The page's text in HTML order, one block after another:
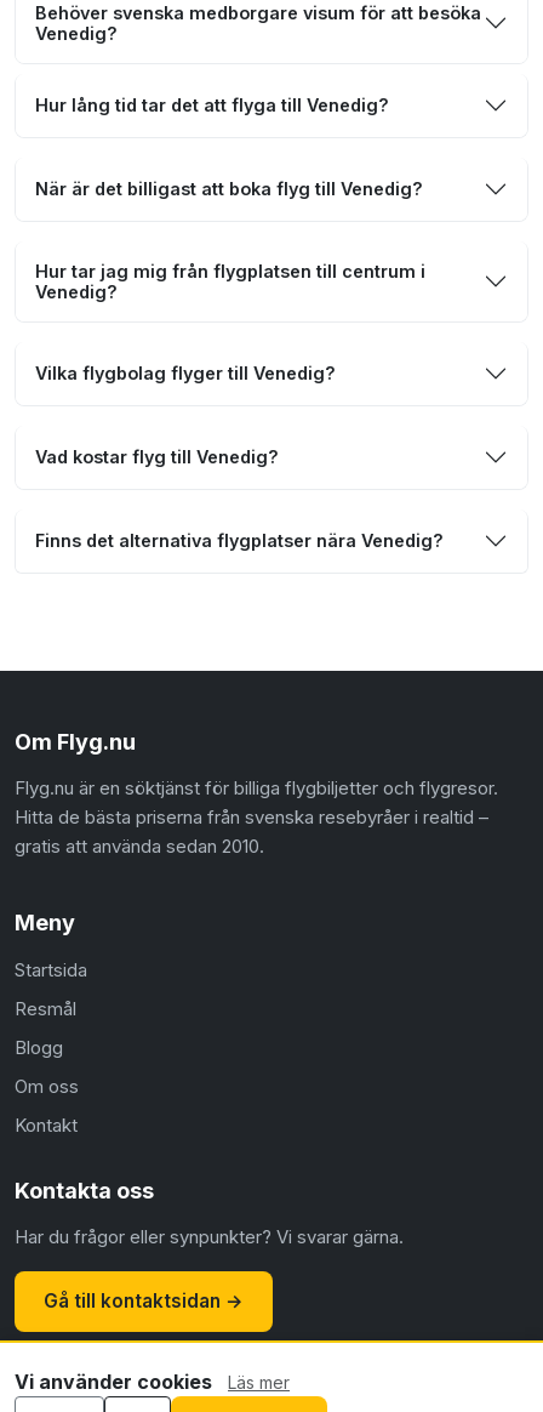
Behöver svenska medborgare visum för att besöka
Venedig?
Hur lång tid tar det att flyga till Venedig?
När är det billigast att boka flyg till Venedig?
Hur tar jag mig från flygplatsen till centrum i
Venedig?
Vilka flygbolag flyger till Venedig?
Vad kostar flyg till Venedig?
Finns det alternativa flygplatser nära Venedig?
Om Flyg.nu
Flyg.nu är en söktjänst för billiga flygbiljetter och flygresor.
Hitta de bästa priserna från svenska resebyråer i realtid –
gratis att använda sedan 2010.
Meny
Startsida
Resmål
Blogg
Om oss
Kontakt
Kontakta oss
Har du frågor eller synpunkter? Vi svarar gärna.
Gå till kontaktsidan →
Vi använder cookies Läs mer